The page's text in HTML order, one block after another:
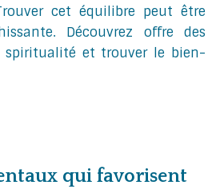
cet équilibre peut être
Découvrez offre des
spiritualité et trouver le bien-
qui favorisent